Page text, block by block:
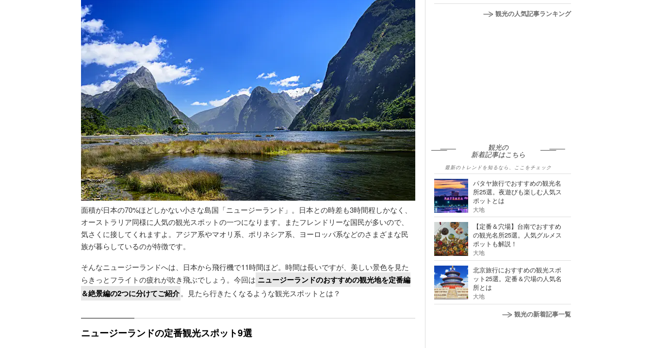
面積が日本の70%ほどしかない小さな島国「ニュージーランド」。日本との時差も3時間程しかなく、
オーストラリア同様に人気の観光スポットの一つになります。またフレンドリーな国民が多いので、
気さくに接してくれますよ。アジア系やマオリ系、ポリネシア系、ヨーロッパ系などのさまざまな民
族が暮らしているのが特徴です。
そんなニュージーランドへは、日本から飛行機で11時間ほど。時間は長いですが、美しい景色を見た
らきっとフライトの疲れが吹き飛ぶでしょう。今回は ニュージーランドのおすすめの観光地を定番編
＆絶景編の2つに分けてご紹介。見たら行きたくなるような観光スポットとは？
ニュージーランドの定番観光スポット9選
観光の人気記事ランキング
観光の
新着記事はこちら
最新のトレンドを知るなら、ここをチェック
パタヤ旅行でおすすめの観光名
所25選。夜遊びも楽しむ人気ス
ポットとは
大地
【定番＆穴場】台南でおすすめ
の観光名所25選。人気グルメス
ポットも解説！
大地
北京旅行におすすめの観光スポ
ット25選。定番＆穴場の人気名
所とは
大地
観光の新着記事一覧